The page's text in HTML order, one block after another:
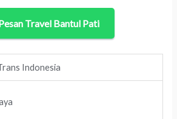
Travel Bantul Pati
Indonesia